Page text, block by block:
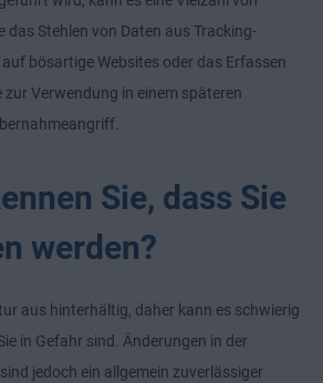
das Stehlen von Daten aus Tracking-
bösartige Websites oder das Erfassen
Verwendung in einem späteren
Sie, dass Sie
werden?
aus hinterhältig, daher kann es schwierig
in Gefahr sind. Änderungen in der
jedoch ein allgemein zuverlässiger